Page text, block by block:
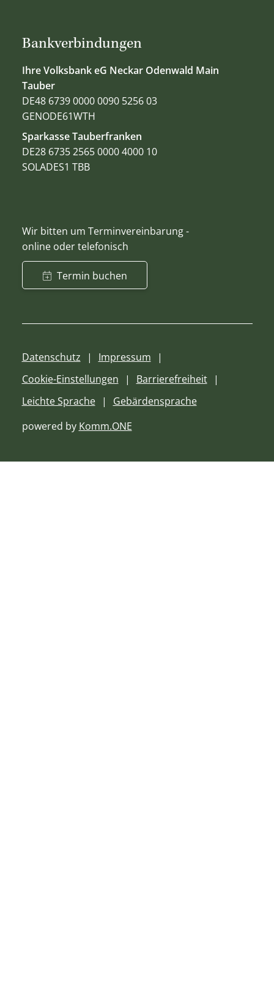
Bankverbindungen
Ihre Volksbank eG Neckar Odenwald Main
Tauber
DE48 6739 0000 0090 5256 03
GENODE61WTH
Sparkasse Tauberfranken
DE28 6735 2565 0000 4000 10
SOLADES1 TBB
Wir bitten um Terminvereinbarung -
online oder telefonisch
Termin buchen
Datenschutz
Impressum
Cookie-Einstellungen
Barrierefreiheit
Leichte Sprache
Gebärdensprache
powered by Komm.ONE